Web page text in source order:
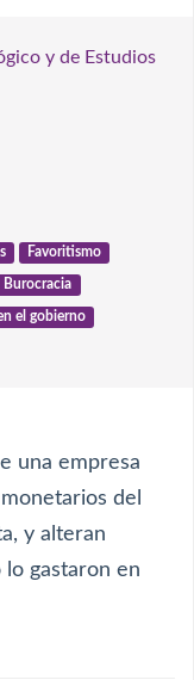
y de Estudios
Favoritismo
Burocracia
el gobierno
una empresa
del
y alteran
gastaron en